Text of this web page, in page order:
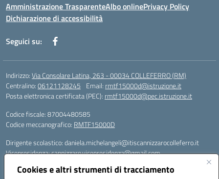
Cookies e altri strumenti di tracciamento
Amministrazione TrasparenteAlbo onlinePrivacy Policy
Dichiarazione di accessibilità
Seguici su:
Indirizzo:Via Consolare Latina, 263 - 00034 COLLEFERRO (RM)
Centralino:06121128245 Email: rmtf15000d@istruzione.it
Posta elettronica certificata (PEC): rmtf15000d@pec.istruzione.it
Codice fiscale: 87004480585
Codice meccanografico: RMTF15000D
Dirigente scolastico: daniela.michelangeli@itiscannizzarocolleferro.it
Vicepresidenza: cannizzaro.vicepresidenza@gmail.com